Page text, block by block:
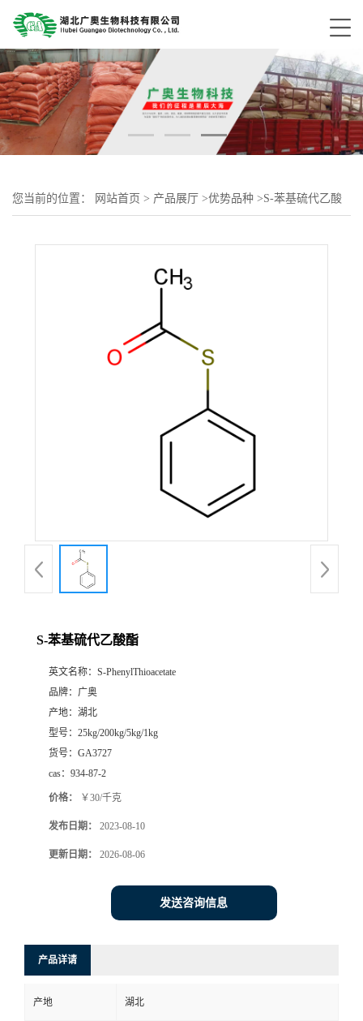
您当前的位置： 网站首页 > 产品展厅 >优势品种 >S-苯基硫代乙酸
S-苯基硫代乙酸酯
英文名称： S-PhenylThioacetate
品牌： 广奥
产地： 湖北
型号： 25kg/200kg/5kg/1kg
货号： GA3727
cas： 934-87-2
价格： ￥30/千克
发布日期： 2023-08-10
更新日期： 2026-08-06
发送咨询信息
产品详请
产地 湖北